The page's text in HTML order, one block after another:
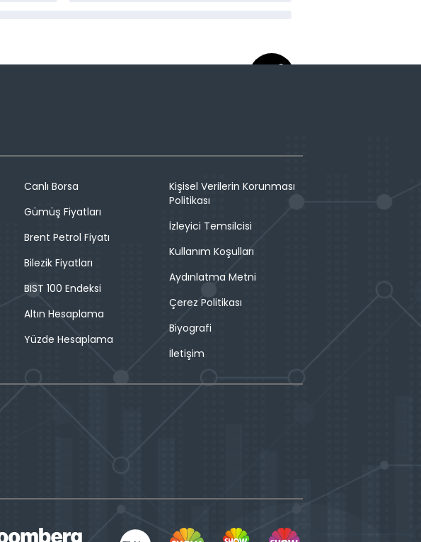
Canlı Borsa
Gümüş Fiyatları
Brent Petrol Fiyatı
Bilezik Fiyatları
BIST 100 Endeksi
Altın Hesaplama
Yüzde Hesaplama
Kişisel Verilerin Korunması
Politikası
İzleyici Temsilcisi
Kullanım Koşulları
Aydınlatma Metni
Çerez Politikası
Biyografi
İletişim